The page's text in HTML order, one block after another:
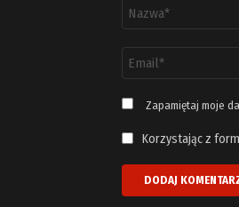
email
*
Zapamiętaj moje
Korzystając z